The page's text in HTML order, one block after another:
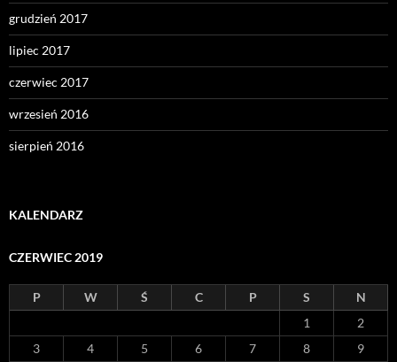
grudzień 2017
lipiec 2017
czerwiec 2017
wrzesień 2016
sierpień 2016
KALENDARZ
CZERWIEC 2019
P W Ś C P S
N
1
2
3
4 5 6 7 8 9